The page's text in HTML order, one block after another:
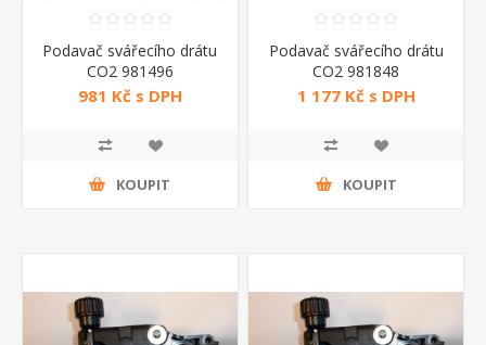
Podavač svářecího drátu
CO2 981496
981 Kč s DPH
KOUPIT
Podavač svářecího drátu
CO2 981848
1 177 Kč s DPH
KOUPIT